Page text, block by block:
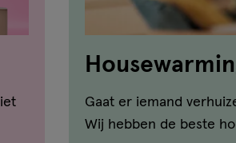
Gaat er iemand
Wij hebben de beste